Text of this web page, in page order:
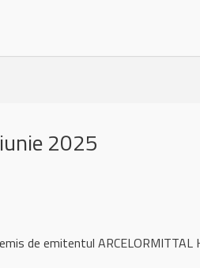
2025
de emitentul